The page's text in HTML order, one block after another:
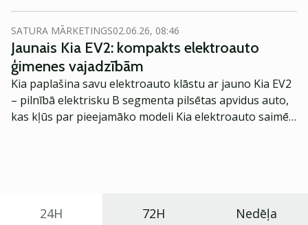
stratēģiju, ar kādu summu vislabāk sākt un kad varēs
redzēt rezultātu – šie ir tikai daži no daudziem
jautājumiem, ar kuriem sastopas jauns investors.
SATURA MĀRKETINGS02.06.26, 08:46
Jaunais Kia EV2: kompakts elektroauto
ģimenes vajadzībām
Kia paplašina savu elektroauto klāstu ar jauno Kia EV2
– pilnībā elektrisku B segmenta pilsētas apvidus auto,
kas kļūs par pieejamāko modeli Kia elektroauto saimē
24H 72H Nedēļa